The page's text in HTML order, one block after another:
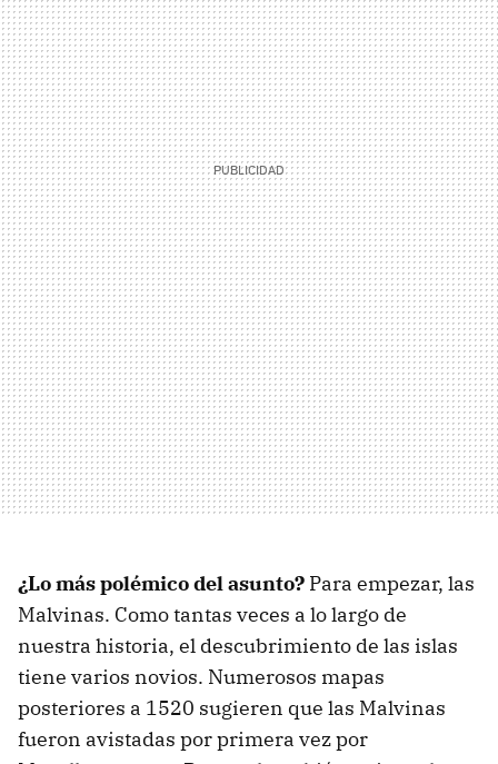
¿Lo más polémico del asunto? Para empezar, las
Malvinas. Como tantas veces a lo largo de
nuestra historia, el descubrimiento de las islas
tiene varios novios. Numerosos mapas
posteriores a 1520 sugieren que las Malvinas
fueron avistadas por primera vez por